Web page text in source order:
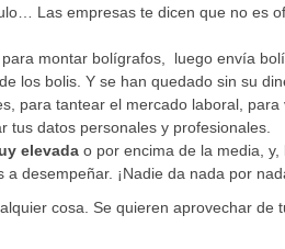
Las empresas te dicen que no es
montar bolígrafos, luego envía
los bolis. Y se han quedado sin su
para tantear el mercado laboral, para
tus datos personales y profesionales.
elevada o por encima de la media,
desempeñar. ¡Nadie da nada por
cosa. Se quieren aprovechar de